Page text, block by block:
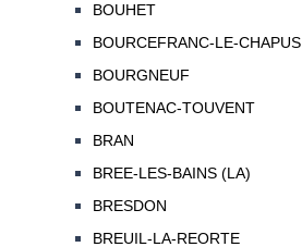
BOUHET
BOURCEFRANC-LE-CHAPUS
BOURGNEUF
BOUTENAC-TOUVENT
BRAN
BREE-LES-BAINS (LA)
BRESDON
BREUIL-LA-REORTE